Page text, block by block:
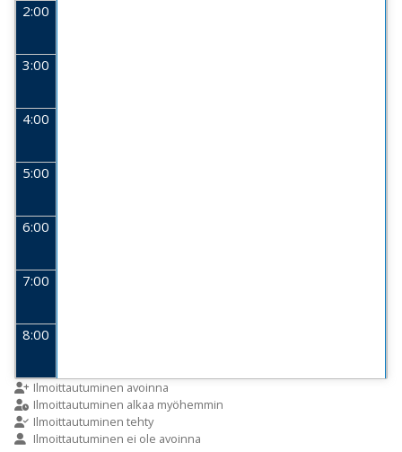
2:00
3:00
4:00
5:00
6:00
7:00
8:00
9:00
10:00
Ilmoittautuminen avoinna
Ilmoittautuminen alkaa myöhemmin
Ilmoittautuminen tehty
Ilmoittautuminen ei ole avoinna